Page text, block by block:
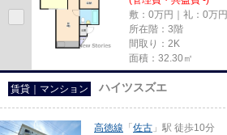
敷：0万円｜礼：0万円
所在階：3階
間取り：2K
面積：32.30㎡
賃貸｜マンション ハイツスズエ
高徳線 「 佐古 」駅 徒歩10分